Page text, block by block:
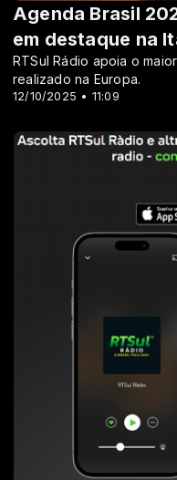
12/10/2025 • 11:09
Agenda Brasil
em destaque na
RTSul Rádio apoia o
realizado na Europa.